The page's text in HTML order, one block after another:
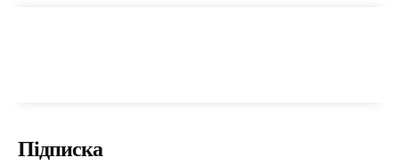
Підписка